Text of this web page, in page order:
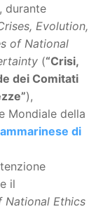
, durante
Evolution,
of National
(“Crisi,
dei Comitati
),
Mondiale della
di
il
National Ethics